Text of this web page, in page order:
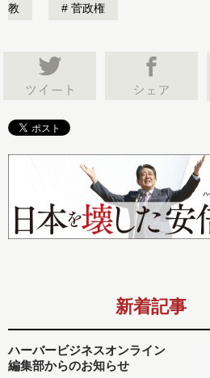
教 菅政権
新着記事
ハーバービジネスオンライン
編集部からのお知らせ